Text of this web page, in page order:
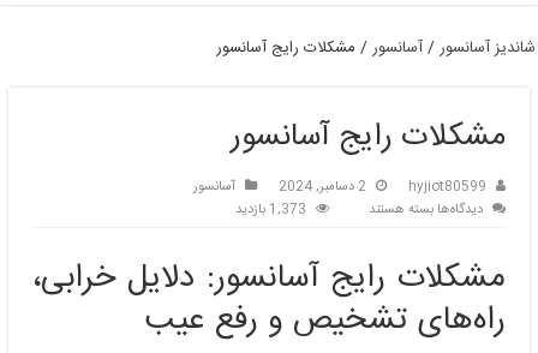
شاندیز آسانسور/آسانسور/ مشکلات رایج آسانسور
مشکلات رایج آسانسور
hyjiot80599 2 دسامبر, 2024
آسانسور
دیدگاه‌هابرای
آسانسور
بسته هستند 1,373 بازدید
مشکلات رایج آسانسور: دلایل خرابی،
راه‌های تشخیص و رفع عیب